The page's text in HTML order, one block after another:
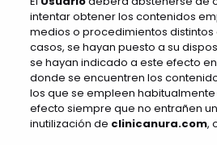
intentar obtener los contenidos
medios o procedimientos distintos
casos, se hayan puesto a su
se hayan indicado a este efecto
donde se encuentren los
los que se empleen
efecto siempre que no entrañen
inutilización de clinicanura.com,